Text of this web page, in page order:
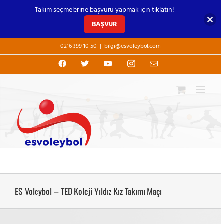
to
0216 399 10 50 | bilgi@esvoleybol.com
Facebook
X YouTubeInstagram
E-
ES Voleybol – TED Koleji Yıldız Kız Takımı Maçı
Takım seçmelerine başvuru yapmak için tıklatın!
BAŞVUR